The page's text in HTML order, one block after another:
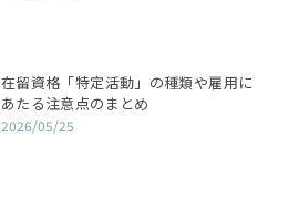
在留資格「特定活動」の種類や雇用に
あたる注意点のまとめ
2026/05/25